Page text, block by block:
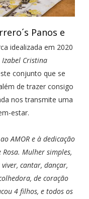
Panos e
idealizada em 2020
Izabel Cristina
conjunto que se
de trazer consigo
nos transmite uma
estar.
AMOR e à dedicação
Rosa. Mulher simples,
cantar, dançar,
de coração
4 filhos, e todos os